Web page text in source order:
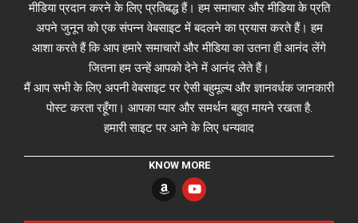
मीडिया प्रदान करने के लिए प्रतिबद्ध हैं। हम समाचार और मीडिया के प्रति
अपने जुनून को एक संपन्न वेबसाइट में बदलने का प्रयास करते हैं। हम
आशा करते हैं कि आप हमारे समाचारों और मीडिया का उतना ही आनंद लेंगे
जितना हम उन्हें आपको देने में आनंद लेते हैं।
मैं आप सभी के लिए अपनी वेबसाइट पर ऐसी बहुमूल्य और ज्ञानवर्धक जानकारी
पोस्ट करता रहूँगा। आपका प्यार और समर्थन बहुत मायने रखता है.
हमारी साइट पर आने के लिए धन्यवाद
KNOW MORE